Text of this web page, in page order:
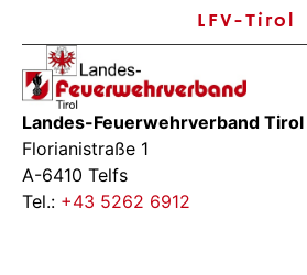
LFV-Tirol
Landes-Feuerwehrverband Tirol
Florianistraße 1
A-6410 Telfs
Tel.: +43 5262 6912